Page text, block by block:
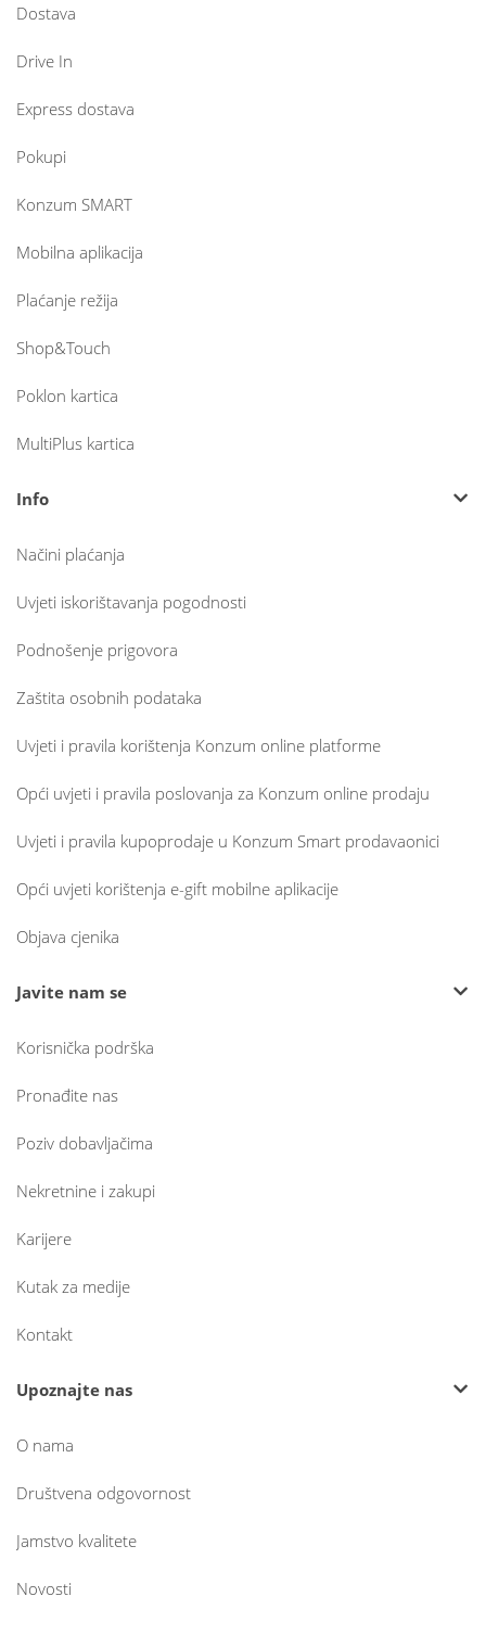
Dostava
Drive In
Express dostava
Pokupi
Konzum SMART
Mobilna aplikacija
Plaćanje režija
Shop&Touch
Poklon kartica
MultiPlus kartica
Info
Načini plaćanja
Uvjeti iskorištavanja pogodnosti
Podnošenje prigovora
Zaštita osobnih podataka
Uvjeti i pravila korištenja Konzum online platforme
Opći uvjeti i pravila poslovanja za Konzum online prodaju
Uvjeti i pravila kupoprodaje u Konzum Smart prodavaonici
Opći uvjeti korištenja e-gift mobilne aplikacije
Objava cjenika
Javite nam se
Korisnička podrška
Pronađite nas
Poziv dobavljačima
Nekretnine i zakupi
Karijere
Kutak za medije
Kontakt
Upoznajte nas
O nama
Društvena odgovornost
Jamstvo kvalitete
Novosti